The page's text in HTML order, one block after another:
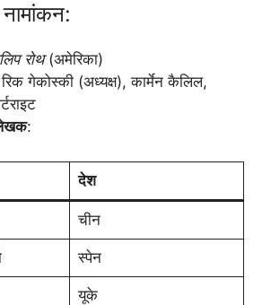
रोथ(अमेरिका)
गेकोस्की (अध्यक्ष), कार्मेन कैलिल,
:
देश
चीन
स्पेन
यूके